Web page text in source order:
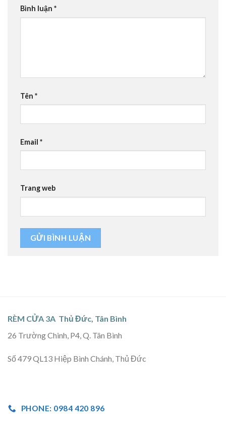
Bình luận *
Tên *
Email *
Trang web
RÈM CỬA 3A Thủ Đức, Tân Bình
26 Trường Chinh, P4, Q. Tân Bình
Số 479 QL13 Hiệp Bình Chánh, Thủ Đức
PHONE: 0984 420 896